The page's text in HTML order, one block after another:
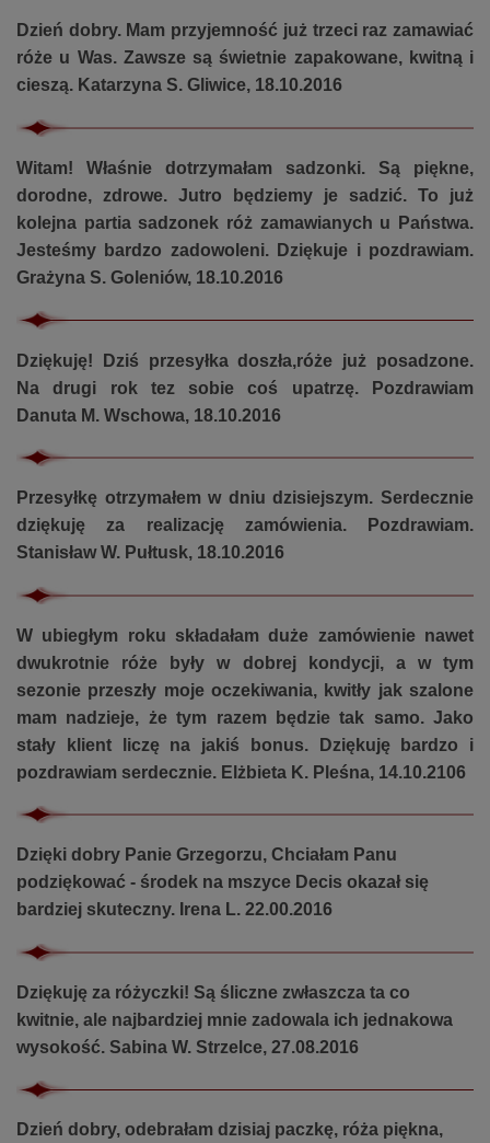
Dzień dobry. Mam przyjemność już trzeci raz zamawiać
róże u Was. Zawsze są świetnie zapakowane, kwitną i
cieszą. Katarzyna S. Gliwice, 18.10.2016
Witam! Właśnie dotrzymałam sadzonki. Są piękne,
dorodne, zdrowe. Jutro będziemy je sadzić. To już
kolejna partia sadzonek róż zamawianych u Państwa.
Jesteśmy bardzo zadowoleni. Dziękuje i pozdrawiam.
Grażyna S. Goleniów, 18.10.2016
Dziękuję! Dziś przesyłka doszła,róże już posadzone.
Na drugi rok tez sobie coś upatrzę. Pozdrawiam
Danuta M. Wschowa, 18.10.2016
Przesyłkę otrzymałem w dniu dzisiejszym. Serdecznie
dziękuję za realizację zamówienia. Pozdrawiam.
Stanisław W. Pułtusk, 18.10.2016
W ubiegłym roku składałam duże zamówienie nawet
dwukrotnie róże były w dobrej kondycji, a w tym
sezonie przeszły moje oczekiwania, kwitły jak szalone
mam nadzieje, że tym razem będzie tak samo. Jako
stały klient liczę na jakiś bonus. Dziękuję bardzo i
pozdrawiam serdecznie. Elżbieta K. Pleśna, 14.10.2106
Dzięki dobry Panie Grzegorzu, Chciałam Panu
podziękować - środek na mszyce Decis okazał się
bardziej skuteczny. Irena L. 22.00.2016
Dziękuję za różyczki! Są śliczne zwłaszcza ta co
kwitnie, ale najbardziej mnie zadowala ich jednakowa
wysokość. Sabina W. Strzelce, 27.08.2016
Dzień dobry, odebrałam dzisiaj paczkę, róża piękna,